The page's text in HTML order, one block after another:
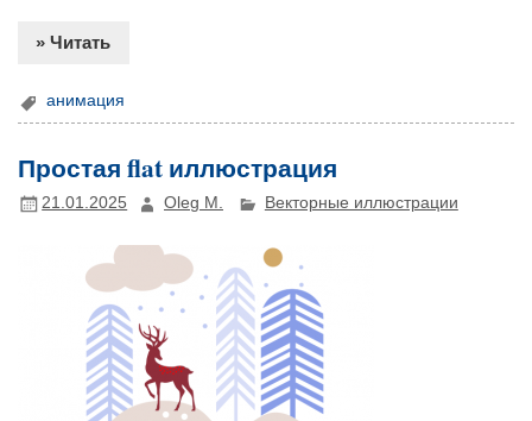
» Читать
анимация
Простая flat иллюстрация
21.01.2025 Oleg M. Векторные иллюстрации